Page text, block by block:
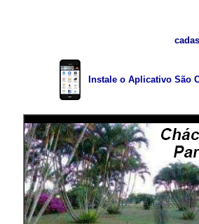
Instale o Aplicativo São